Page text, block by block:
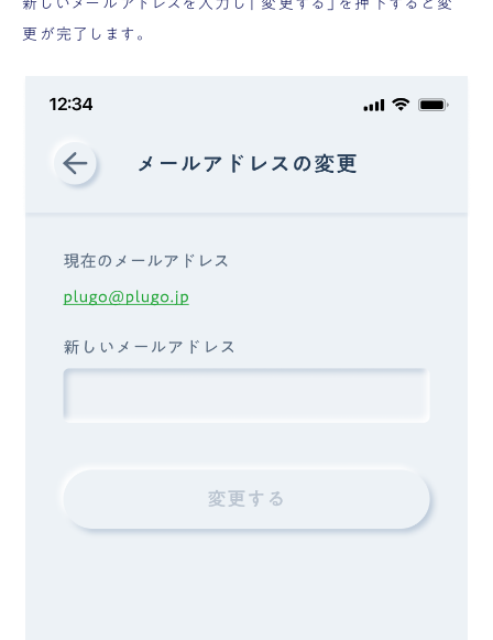
更が完了します。